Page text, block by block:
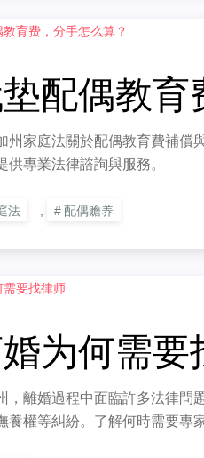
配偶教育
州家庭法關於配偶教育費補償
供專業法律諮詢與服務。
法 配偶赡养
为何需要
，離婚過程中面臨許多法律問
養權等糾紛。了解何時需要專